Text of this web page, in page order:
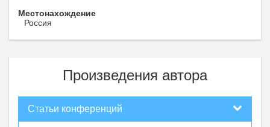
Местонахождение
Россия
Произведения автора
Статьи конференций